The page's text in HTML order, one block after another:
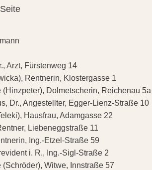
Arzt, Fürstenweg 14
Rentnerin, Klostergasse 1
(Hinzpeter), Dolmetscherin, Reichenau 5a
Dr., Angestellter, Egger-Lienz-Straße 10
Hausfrau, Adamgasse 22
Liebeneggstraße 11
Ing.-Etzel-Straße 59
i. R., Ing.-Sigl-Straße 2
(Schröder), Witwe, Innstraße 57